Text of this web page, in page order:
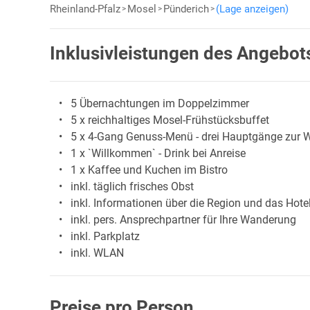
Rheinland-Pfalz Mosel Pünderich (Lage anzeigen)
Inklusivleistungen des
5 Übernachtungen im Doppelzimmer
5 x reichhaltiges Mosel-Frühstücksbuffet
5 x 4-Gang Genuss-Menü - drei Hauptgänge zur
1 x `Willkommen` - Drink bei Anreise
1 x Kaffee und Kuchen im Bistro
inkl. täglich frisches Obst
inkl. Informationen über die Region und das Hotel
inkl. pers. Ansprechpartner für Ihre Wanderung
inkl. Parkplatz
inkl. WLAN